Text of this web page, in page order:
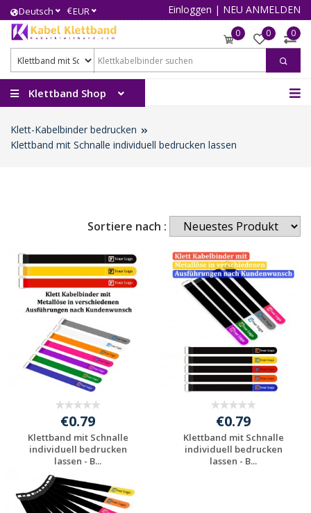
Deutsch €EUR Einloggen | NEU ANMELDEN
0 0 0
Klettband Shop
Klett-Kabelbinder bedrucken
Klettband mit Schnalle individuell bedrucken lassen
Sortiere nach :
€0.79
Klettband mit Schnalle
individuell bedrucken
lassen - B...
Jetzt Angebot
anfordern
€0.79
Klettband mit Schnalle
individuell bedrucken
lassen - B...